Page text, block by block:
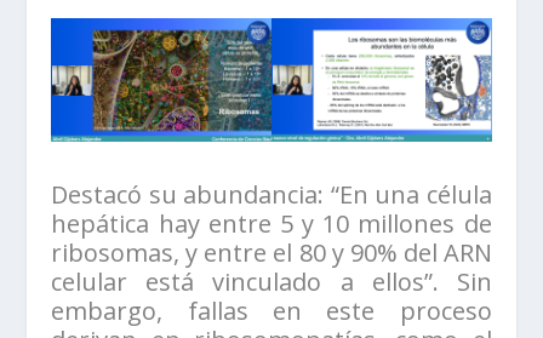
Destacó su abundancia: “En una célula
hepática hay entre 5 y 10 millones de
ribosomas, y entre el 80 y 90% del ARN
celular está vinculado a ellos”. Sin
embargo, fallas en este proceso